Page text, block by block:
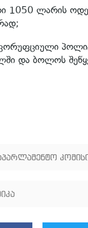
1050 ლარის
და ბოლოს